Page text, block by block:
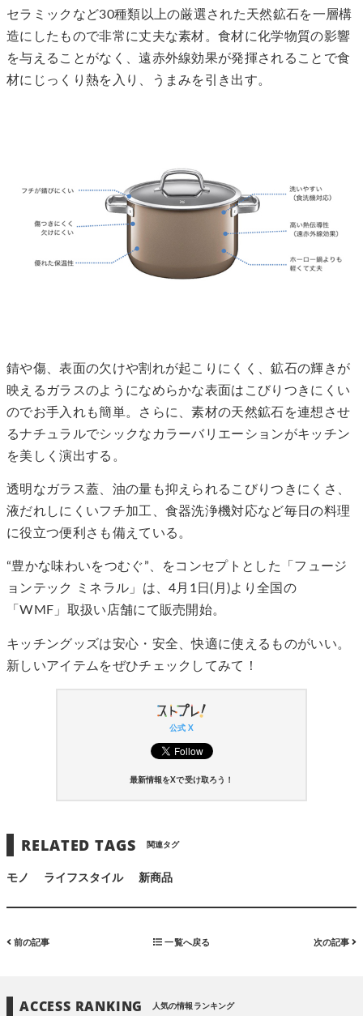
セラミックなど30種類以上の厳選された天然鉱石を一層構
造にしたもので非常に丈夫な素材。食材に化学物質の影響
を与えることがなく、遠赤外線効果が発揮されることで食
材にじっくり熱を入り、うまみを引き出す。
錆や傷、表面の欠けや割れが起こりにくく、鉱石の輝きが
映えるガラスのようになめらかな表面はこびりつきにくい
のでお手入れも簡単。さらに、素材の天然鉱石を連想させ
るナチュラルでシックなカラーバリエーションがキッチン
を美しく演出する。
透明なガラス蓋、油の量も抑えられるこびりつきにくさ、
液だれしにくいフチ加工、食器洗浄機対応など毎日の料理
に役立つ便利さも備えている。
“豊かな味わいをつむぐ”、をコンセプトとした「フュージ
ョンテック ミネラル」は、4月1日(月)より全国の
「WMF」取扱い店舗にて販売開始。
キッチングッズは安心・安全、快適に使えるものがいい。
新しいアイテムをぜひチェックしてみて！
公式 X
最新情報をXで受け取ろう！
RELATED TAGS 関連タグ
モノ ライフスタイル 新商品
前の記事 一覧へ戻る 次の記事
ACCESS RANKING 人気の情報ランキング